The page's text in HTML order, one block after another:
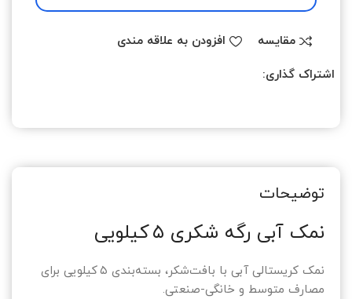
مقایسه افزودن به علاقه مندی
اشتراک گذاری:
توضیحات
نمک آبی رگه شکری ۵ کیلویی
نمک کریستالی آبی با بافت‌شکر، بسته‌بندی ۵ کیلویی برای
مصارف متوسط و خانگی-صنعتی.